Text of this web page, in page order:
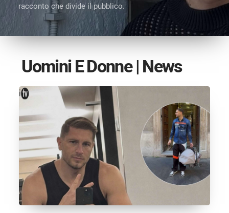
racconto che divide il pubblico.
Uomini E Donne | News